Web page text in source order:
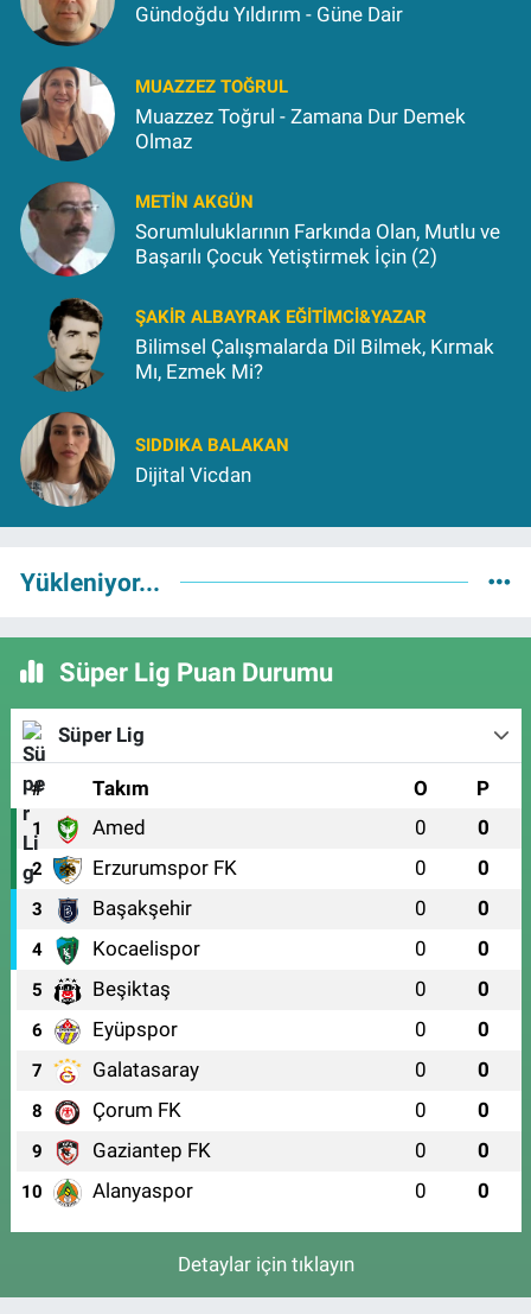
Gündoğdu Yıldırım - Güne Dair
MUAZZEZ TOĞRUL
Muazzez Toğrul - Zamana Dur Demek
Olmaz
METIN AKGÜN
Sorumluluklarının Farkında Olan, Mutlu ve
Başarılı Çocuk Yetiştirmek İçin (2)
ŞAKIR ALBAYRAK EĞITIMCI&YAZAR
Bilimsel Çalışmalarda Dil Bilmek, Kırmak
Mı, Ezmek Mi?
SIDDIKA BALAKAN
Dijital Vicdan
Yükleniyor...
Süper Lig Puan Durumu
Süper Lig
# Takım O P
1 Amed 0 0
2 Erzurumspor FK 0 0
3 Başakşehir 0 0
4 Kocaelispor 0 0
5 Beşiktaş 0 0
6 Eyüpspor 0 0
7 Galatasaray 0 0
8 Çorum FK 0 0
9 Gaziantep FK 0 0
10 Alanyaspor 0 0
Detaylar için tıklayın